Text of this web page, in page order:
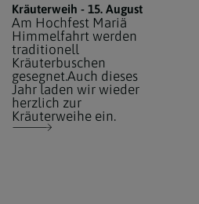
Kräuterweih - 15. August
Am Hochfest Mariä
Himmelfahrt werden
traditionell
Kräuterbuschen
gesegnet.Auch dieses
Jahr laden wir wieder
herzlich zur
Kräuterweihe ein.